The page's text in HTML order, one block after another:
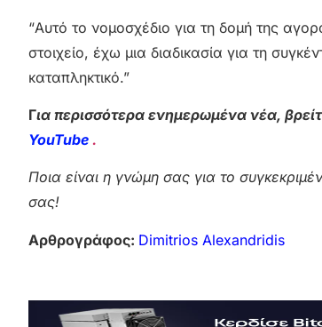
“Αυτό το νομοσχέδιο για τη δομή της
στοιχείο, έχω μια διαδικασία για τη
καταπληκτικό.”
Για περισσότερα ενημερωμένα νέα,
YouTube .
Ποια είναι η γνώμη σας για το
σας!
Αρθρογράφος: Dimitrios Alexandridis